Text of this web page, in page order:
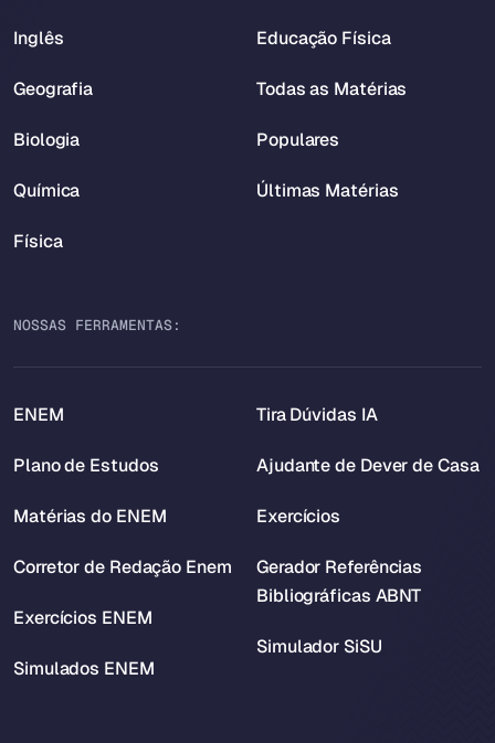
Inglês
Geografia
Biologia
Química
Física
Educação Física
Todas as Matérias
Populares
Últimas Matérias
NOSSAS FERRAMENTAS:
ENEM
Plano de Estudos
Matérias do ENEM
Corretor de Redação Enem
Exercícios ENEM
Simulados ENEM
Tira Dúvidas IA
Ajudante de Dever de Casa
Exercícios
Gerador Referências
Bibliográficas ABNT
Simulador SiSU